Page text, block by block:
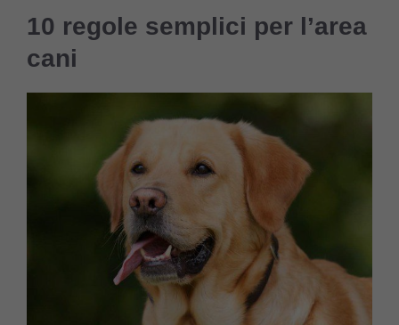
10 regole semplici per l’area
cani